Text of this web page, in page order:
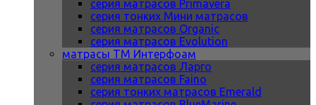
серия матрасов Primavera
серия тонких Мини матрасов
серия матрасов Organic
серия матрасов Evolution
матрасы ТМ Интерфоам
серия матрасов Ларго
серия матрасов Faino
серия тонких матрасов Emerald